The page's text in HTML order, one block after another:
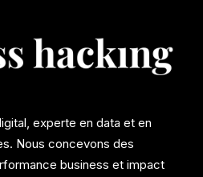
experte en data et en
Nous concevons des
business et impact